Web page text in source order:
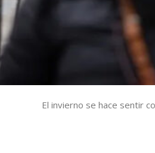
El invierno se hace sentir